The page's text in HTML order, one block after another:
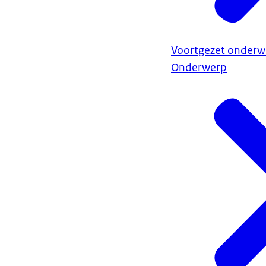
Voortgezet
Onderwerp